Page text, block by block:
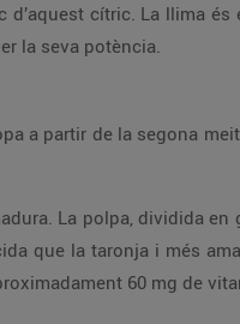
cítric. La llima
la seva potència.
a partir de la segona
La polpa, dividida
que la taronja i més
60 mg de